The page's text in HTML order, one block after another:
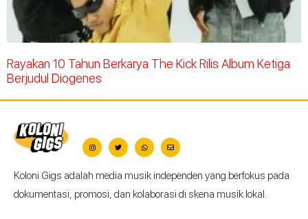
Rayakan 10 Tahun Berkarya The Kick Rilis Album Ketiga
Berjudul Diogenes
Koloni Gigs adalah media musik independen yang berfokus pada
dokumentasi, promosi, dan kolaborasi di skena musik lokal.